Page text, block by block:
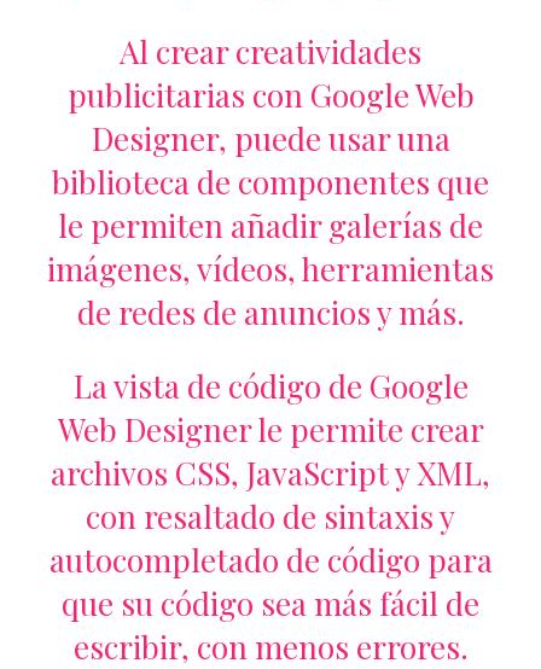
Al crear creatividades
publicitarias con Google Web
Designer, puede usar una
biblioteca de componentes que
le permiten añadir galerías de
imágenes, vídeos, herramientas
de redes de anuncios y más.
La vista de código de Google
Web Designer le permite crear
archivos CSS, JavaScript y XML,
con resaltado de sintaxis y
autocompletado de código para
que su código sea más fácil de
escribir, con menos errores.